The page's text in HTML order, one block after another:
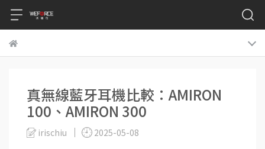
真無線藍牙耳機比較：AMIRON
100、AMIRON 300
irischiu 2025-05-08